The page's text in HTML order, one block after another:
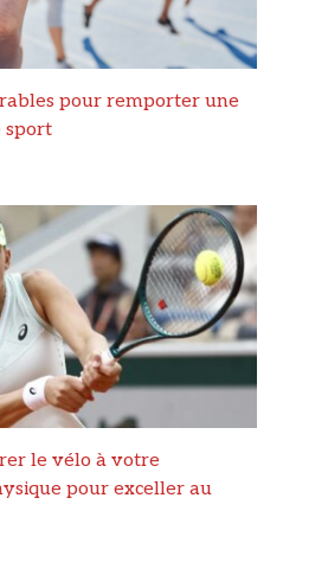
pour remporter une
sport
le vélo à votre
pour exceller au